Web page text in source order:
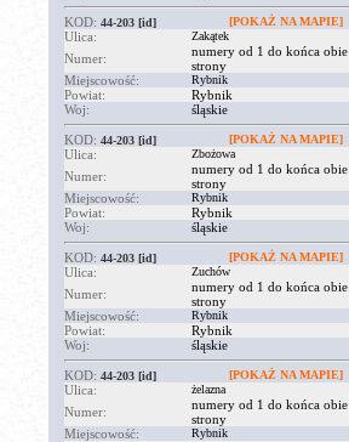
KOD: 44-203 [id] [POKAŻ NA MAPIE]
Ulica: Zakątek
Numer:
numery od 1 do końca obie
strony
Miejscowość:
Rybnik
Powiat:
Rybnik
Woj:
śląskie
KOD: 44-203 [id] [POKAŻ NA MAPIE]
Ulica: Zbożowa
Numer:
numery od 1 do końca obie
strony
Miejscowość:
Rybnik
Powiat:
Rybnik
Woj:
śląskie
KOD: 44-203 [id] [POKAŻ NA MAPIE]
Ulica: Zuchów
Numer:
numery od 1 do końca obie
strony
Miejscowość:
Rybnik
Powiat:
Rybnik
Woj:
śląskie
KOD: 44-203 [id] [POKAŻ NA MAPIE]
Ulica: żelazna
Numer:
numery od 1 do końca obie
strony
Miejscowość:
Rybnik